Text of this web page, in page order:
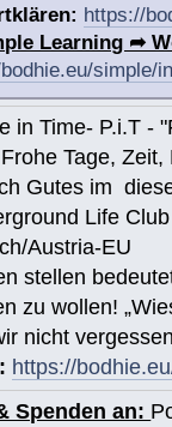
https://
Learning ➦
simple/
in Time- P.i.T
Tage, Zeit,
Gutes im
Life
Austria-EU
stellen
zu wollen!
nicht
https://
Spenden an: